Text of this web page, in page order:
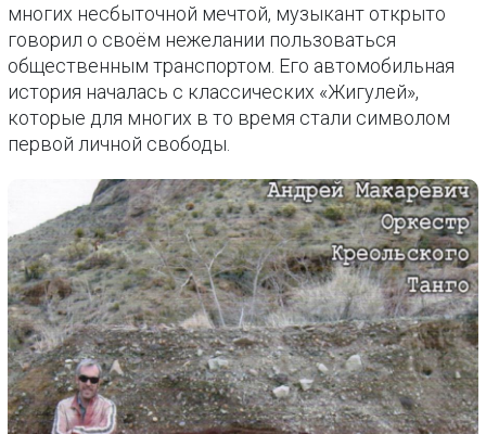
многих несбыточной мечтой, музыкант открыто
говорил о своём нежелании пользоваться
общественным транспортом. Его автомобильная
история началась с классических «Жигулей»,
которые для многих в то время стали символом
первой личной свободы.